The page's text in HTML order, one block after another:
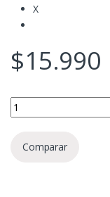
X
$15.990
1:32 Nissan Skyline
Comparar